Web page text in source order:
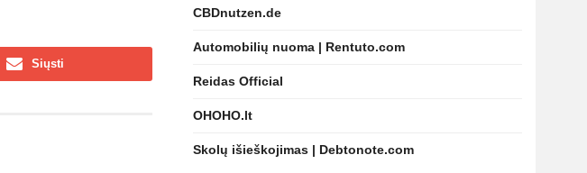
Siųsti
CBDnutzen.de
Automobilių nuoma | Rentuto.com
Reidas Official
OHOHO.lt
Skolų išieškojimas | Debtonote.com